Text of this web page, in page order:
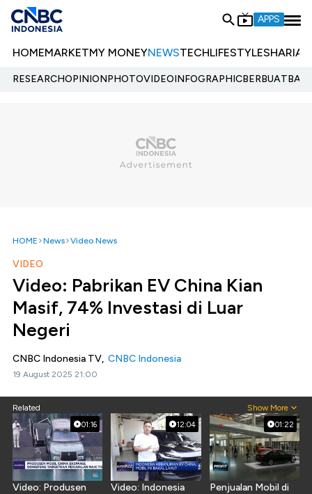
APPS
HOMEMARKETMY MONEYNEWSTECHLIFESTYLESHARIA
RESEARCHOPINIONPHOTOVIDEOINFOGRAPHIC
HOME News Video News
VIDEO
Video: Pabrikan EV China Kian
Masif, 74% Investasi di Luar
Negeri
CNBC Indonesia TV, CNBC Indonesia
19 August 2025 21:00
Related Show More
01:16
Video: Produsen
12:04
Video: Indonesia
01:22
Penjualan Mobil di